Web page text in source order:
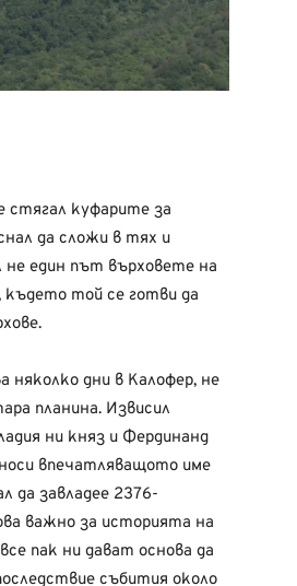
стягал куфарите за
да сложи в тях и
един път върховете на
където той се готви да
няколко дни в Калофер, не
планина. Извисил
ни княз и Фердинанд
впечатляващото име
да завладее 2376-
важно за историята на
пак ни дават основа да
събития около